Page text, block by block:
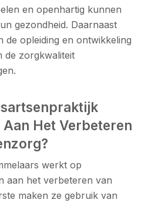
en openhartig kunnen
gezondheid. Daarnaast
de opleiding en ontwikkeling
de zorgkwaliteit
Het Verbeteren
werkt op
aan het verbeteren van
maken ze gebruik van